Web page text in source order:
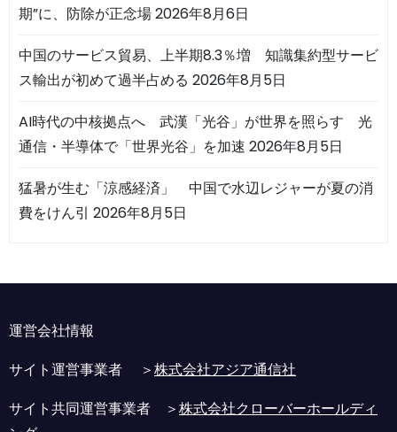
期”に、防除が正念場2026年8月6日
中国のサービス貿易、上半期8.3％増 知識集約型サービ
ス輸出が初めて過半占める 2026年8月5日
AI時代の中核拠点へ 武漢「光谷」が世界を照らす 光
通信・半導体で「世界光谷」を加速 2026年8月5日
猛暑が生む「涼感経済」 中国で水辺レジャーが夏の消
費をけん引 2026年8月5日
運営会社情報
サイト運営事業者 ＞株式会社アジア通信社
サイト共同運営事業者 ＞株式会社クローバーホールディ